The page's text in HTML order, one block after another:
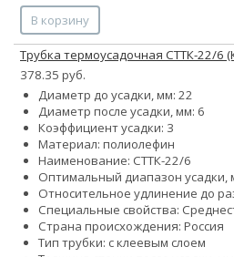
В корзину
Трубка термоусадочная СТТК-22/6
378.35 руб.
Диаметр до усадки, мм: 22
Диаметр после усадки, мм: 6
Коэффициент усадки: 3
Материал: полиолефин
Наименование: СТТК-22/6
Оптимальный диапазон усадки,
Относительное удлинение до
Специальные свойства:
Страна происхождения: Россия
Тип трубки: с клеевым слоем